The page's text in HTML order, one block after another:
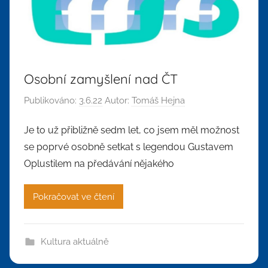
Osobní zamyšlení nad ČT
Publikováno: 3.6.22 Autor: Tomáš Hejna
Je to už přibližně sedm let, co jsem měl možnost
se poprvé osobně setkat s legendou Gustavem
Oplustilem na předávání nějakého
Pokračovat ve čtení
Kultura aktuálně